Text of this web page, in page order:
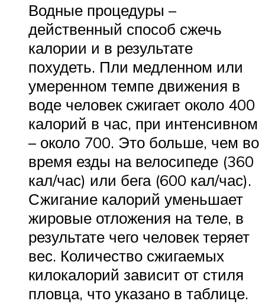
Водные процедуры –
действенный способ сжечь
калории и в результате
похудеть. Пли медленном или
умеренном темпе движения в
воде человек сжигает около 400
калорий в час, при интенсивном
– около 700. Это больше, чем во
время езды на велосипеде (360
кал/час) или бега (600 кал/час).
Сжигание калорий уменьшает
жировые отложения на теле, в
результате чего человек теряет
вес. Количество сжигаемых
килокалорий зависит от стиля
пловца, что указано в таблице.